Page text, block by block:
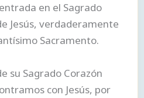
en el Sagrado
Jesús, verdaderamente
Sacramento.
su Sagrado Corazón
con Jesús, por